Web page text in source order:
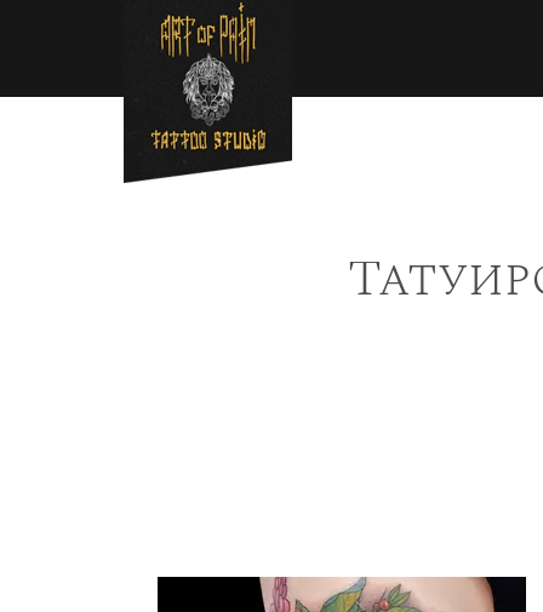
Перейти к основному содержанию
Строка навигации